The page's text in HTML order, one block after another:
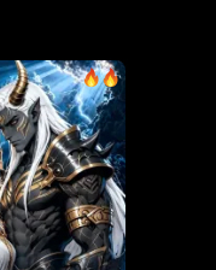
Tập 36
Tập 39